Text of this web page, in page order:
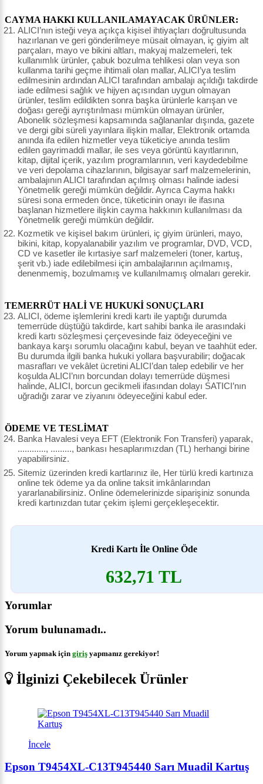
CAYMA HAKKI KULLANILAMAYACAK ÜRÜNLER:
ALICI’nın isteği veya açıkça kişisel ihtiyaçları doğrultusunda
hazırlanan ve geri gönderilmeye müsait olmayan, iç giyim alt
parçaları, mayo ve bikini altları, makyaj malzemeleri, tek
kullanımlık ürünler, çabuk bozulma tehlikesi olan veya son
kullanma tarihi geçme ihtimali olan mallar, ALICI’ya teslim
edilmesinin ardından ALICI tarafından ambalajı açıldığı takdirde
iade edilmesi sağlık ve hijyen açısından uygun olmayan
ürünler, teslim edildikten sonra başka ürünlerle karışan ve
doğası gereği ayrıştırılması mümkün olmayan ürünler,
Abonelik sözleşmesi kapsamında sağlananlar dışında, gazete
ve dergi gibi süreli yayınlara ilişkin mallar, Elektronik ortamda
anında ifa edilen hizmetler veya tüketiciye anında teslim
edilen gayrimaddi mallar, ile ses veya görüntü kayıtlarının,
kitap, dijital içerik, yazılım programlarının, veri kaydedebilme
ve veri depolama cihazlarının, bilgisayar sarf malzemelerinin,
ambalajının ALICI tarafından açılmış olması halinde iadesi
Yönetmelik gereği mümkün değildir. Ayrıca Cayma hakkı
süresi sona ermeden önce, tüketicinin onayı ile ifasına
başlanan hizmetlere ilişkin cayma hakkının kullanılması da
Yönetmelik gereği mümkün değildir.
Kozmetik ve kişisel bakım ürünleri, iç giyim ürünleri, mayo,
bikini, kitap, kopyalanabilir yazılım ve programlar, DVD, VCD,
CD ve kasetler ile kırtasiye sarf malzemeleri (toner, kartuş,
şerit vb.) iade edilebilmesi için ambalajlarının açılmamış,
denenmemiş, bozulmamış ve kullanılmamış olmaları gerekir.
TEMERRÜT HALİ VE HUKUKİ SONUÇLARI
ALICI, ödeme işlemlerini kredi kartı ile yaptığı durumda
temerrüde düştüğü takdirde, kart sahibi banka ile arasındaki
kredi kartı sözleşmesi çerçevesinde faiz ödeyeceğini ve
bankaya karşı sorumlu olacağını kabul, beyan ve taahhüt eder.
Bu durumda ilgili banka hukuki yollara başvurabilir; doğacak
masrafları ve vekâlet ücretini ALICI’dan talep edebilir ve her
koşulda ALICI’nın borcundan dolayı temerrüde düşmesi
halinde, ALICI, borcun gecikmeli ifasından dolayı SATICI’nın
uğradığı zarar ve ziyanını ödeyeceğini kabul eder.
ÖDEME VE TESLİMAT
Banka Havalesi veya EFT (Elektronik Fon Transferi) yaparak,
............, ........., bankası hesaplarımızdan (TL) herhangi birine
yapabilirsiniz.
Sitemiz üzerinden kredi kartlarınız ile, Her türlü kredi kartınıza
online tek ödeme ya da online taksit imkânlarından
yararlanabilirsiniz. Online ödemelerinizde siparişiniz sonunda
kredi kartınızdan tutar çekim işlemi gerçekleşecektir.
Kredi Kartı İle Online Öde
632,71 TL
Yorumlar
Yorum bulunamadı..
Yorum yapmak için giriş yapmanız gerekiyor!
İlginizi Çekebilecek Ürünler
İncele
Epson T9454XL-C13T945440 Sarı Muadil Kartuş